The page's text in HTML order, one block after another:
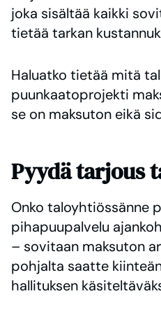
joka sisältää kaikki
tietää tarkan
Haluatko tietää mitä
puunkaatoprojekti
se on maksuton eikä
Pyydä tarjous
Onko taloyhtiössänne
pihapuupalvelu
– sovitaan maksuton
pohjalta saatte
hallituksen